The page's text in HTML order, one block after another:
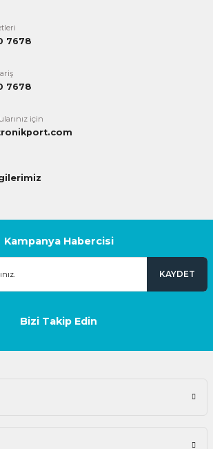
7678
7678
için
Kampanya Habercisi
KAYDET
Bizi Takip Edin